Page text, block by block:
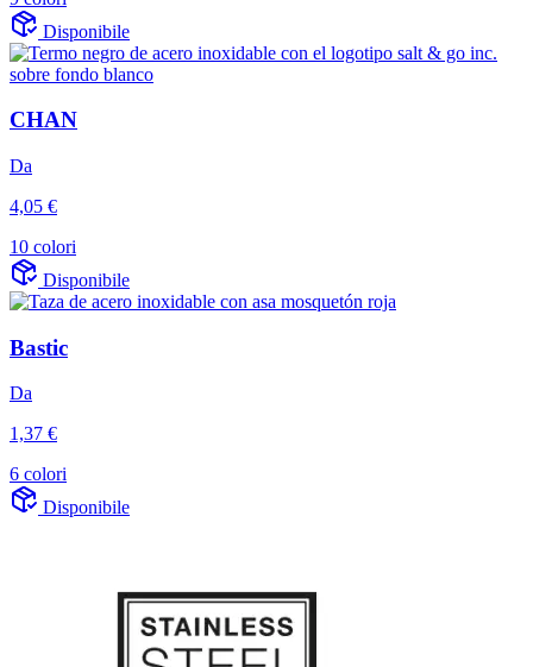
Disponibile
CHAN
Da
4,05 €
10 colori
Disponibile
Bastic
Da
1,37 €
6 colori
Disponibile